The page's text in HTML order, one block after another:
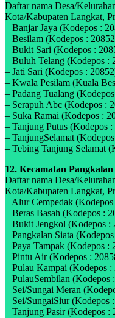
Daftar nama Desa/
Kota/Kabupaten Langkat,
– Banjar Jaya (Kodepos :
– Besilam (Kodepos :
– Bukit Sari (Kodepos :
– Buluh Telang (Kodepos :
– Jati Sari (Kodepos :
– Kwala Pesilam (Kuala
– Padang Tualang
– Serapuh Abc (Kodepos :
– Suka Ramai (Kodepos :
– Tanjung Putus (Kodepos
– TanjungSelamat
– Tebing Tanjung Selamat
12. Kecamatan Pangkalan
Daftar nama Desa/
Kota/Kabupaten Langkat,
– Alur Cempedak
– Beras Basah (Kodepos :
– Bukit Jengkol (Kodepos :
– Pangkalan Siata
– Paya Tampak (Kodepos :
– Pintu Air (Kodepos :
– Pulau Kampai (Kodepos :
– PulauSembilan (Kodepos
– Sei/Sungai Meran
– Sei/SungaiSiur (Kodepos
– Tanjung Pasir (Kodepos :